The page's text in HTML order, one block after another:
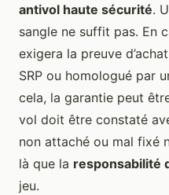
antivol haute sécurité.
sangle ne suffit pas. En
exigera la preuve
SRP ou homologué par
cela, la garantie peut
vol doit être constaté
non attaché ou mal fixé
là que la responsabilité
jeu.